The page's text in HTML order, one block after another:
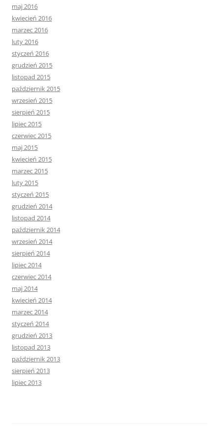
maj 2016
kwiecień 2016
marzec 2016
luty 2016
styczeń 2016
grudzień 2015
listopad 2015
październik 2015
wrzesień 2015
sierpień 2015
lipiec 2015
czerwiec 2015
maj 2015
kwiecień 2015
marzec 2015
luty 2015
styczeń 2015
grudzień 2014
listopad 2014
październik 2014
wrzesień 2014
sierpień 2014
lipiec 2014
czerwiec 2014
maj 2014
kwiecień 2014
marzec 2014
styczeń 2014
grudzień 2013
listopad 2013
październik 2013
sierpień 2013
lipiec 2013